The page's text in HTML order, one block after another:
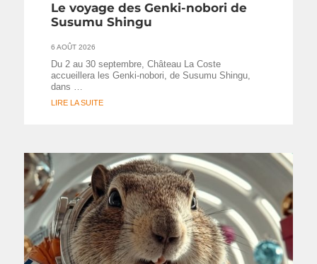
Le voyage des Genki-nobori de
Susumu Shingu
6 AOÛT 2026
Du 2 au 30 septembre, Château La Coste
accueillera les Genki-nobori, de Susumu Shingu,
dans …
LIRE LA SUITE